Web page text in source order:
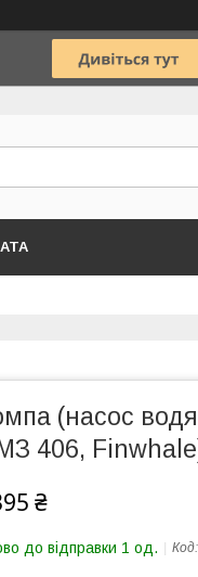
(насос
406,
₴
до відправки 1 од. Код: